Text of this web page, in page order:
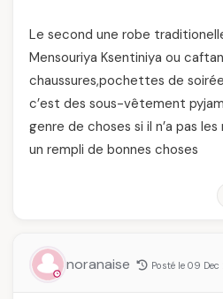
Le second une robe
Mensouriya Ksentiniya ou
chaussures,pochettes de
c’est des sous-vêtement
genre de choses si il n’a pas
un rempli de bonnes choses
noranaise Posté le 09